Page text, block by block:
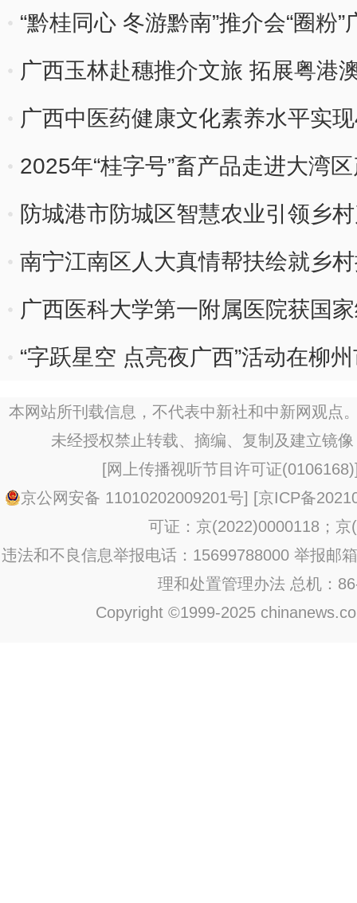
“黔桂同心 冬游黔南”推介会“圈粉”
广西玉林赴穗推介文旅 拓展粤港
广西中医药健康文化素养水平实
2025年“桂字号”畜产品走进大湾
行
防城港市防城区智慧农业引领乡
南宁江南区人大真情帮扶绘就乡
广西医科大学第一附属医院获国
“字跃星空 点亮夜广西”活动在柳
本网站所刊载信息，不代表中新社和中新网观点
未经授权禁止转载、摘编、复制及建立镜
[网上传播视听节目许可证(0106168)
京公网安备 11010202009201号] [京ICP备
可证：京(2022)0000118；京
违法和不良信息举报电话：15699788000 举报邮
理和处置管理办法 总机：
Copyright ©1999-2025